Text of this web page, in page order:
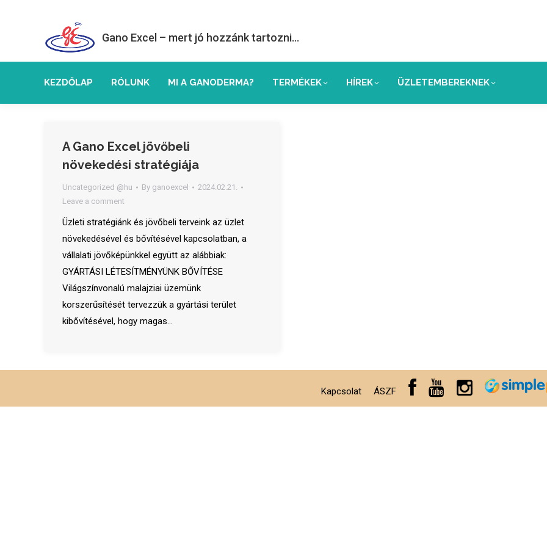
Gano Excel – mert jó hozzánk tartozni…
KEZDŐLAP RÓLUNK MI A GANODERMA? TERMÉKEK HÍREK ÜZLETEMBEREKNEK
A Gano Excel jövőbeli
növekedési stratégiája
Uncategorized @hu By ganoexcel
2024.02.21.
Leave a comment
Üzleti stratégiánk és jövőbeli terveink az üzlet
növekedésével és bővítésével kapcsolatban, a
vállalati jövőképünkkel együtt az alábbiak:
GYÁRTÁSI LÉTESÍTMÉNYÜNK BŐVÍTÉSE
Világszínvonalú malajziai üzemünk
korszerűsítését tervezzük a gyártási terület
kibővítésével, hogy magas…
Kapcsolat ÁSZF